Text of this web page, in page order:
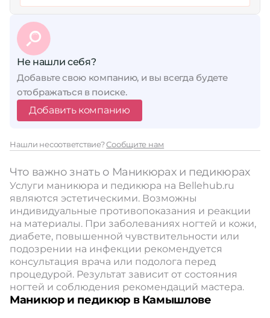
Не нашли себя?
Добавьте свою компанию, и вы всегда будете
отображаться в поиске.
Добавить компанию
Нашли несоответствие?Сообщите нам
Что важно знать о Маникюрах и педикюрах
Услуги маникюра и педикюра на Bellehub.ru
являются эстетическими. Возможны
индивидуальные противопоказания и реакции
на материалы. При заболеваниях ногтей и кожи,
диабете, повышенной чувствительности или
подозрении на инфекции рекомендуется
консультация врача или подолога перед
процедурой. Результат зависит от состояния
ногтей и соблюдения рекомендаций мастера.
Маникюр и педикюр в Камышлове